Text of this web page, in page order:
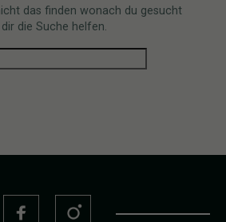
das finden wonach du gesucht
die Suche helfen.